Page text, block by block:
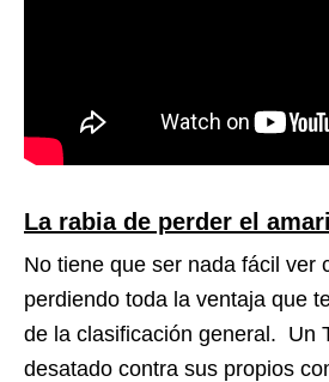
La rabia de perder el
No tiene que ser nada fácil ver
perdiendo toda la ventaja que
de la clasificación general. Un
desatado contra sus propios